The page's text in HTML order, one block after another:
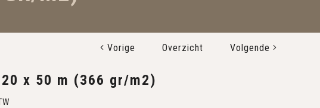
Vorige Overzicht Volgende
x 50 m (366 gr/m2)